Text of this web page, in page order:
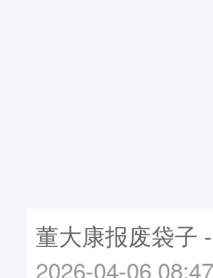
董大康报废袋子
2026-04-06